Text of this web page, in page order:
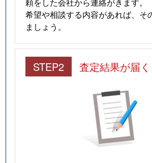
希望や相談する内容があれば、そ
ましょう。
STEP2 査定結果が届く